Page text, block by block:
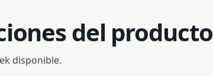
del producto
disponible.